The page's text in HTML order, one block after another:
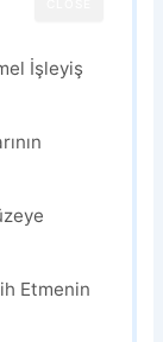
İşleyiş
Etmenin